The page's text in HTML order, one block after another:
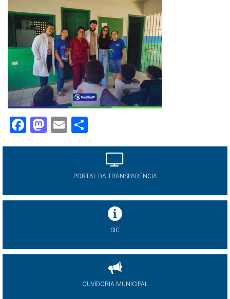
Facebook
Mastodon
Email
PORTAL DA TRANSPARÊNCIA
SIC
OUVIDORIA MUNICIPAL